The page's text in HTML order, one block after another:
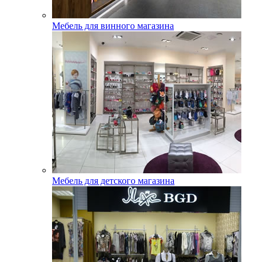
Мебель для винного магазина
Мебель для детского магазина